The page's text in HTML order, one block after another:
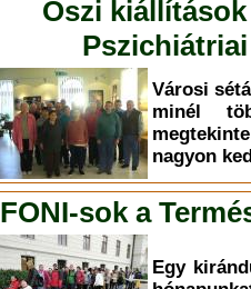
Őszi
Városi
minél
nagyon
FONI-sok a
Egy